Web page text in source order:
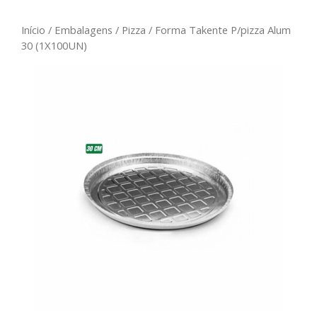
Início / Embalagens / Pizza / Forma Takente P/pizza Alum
30 (1X100UN)